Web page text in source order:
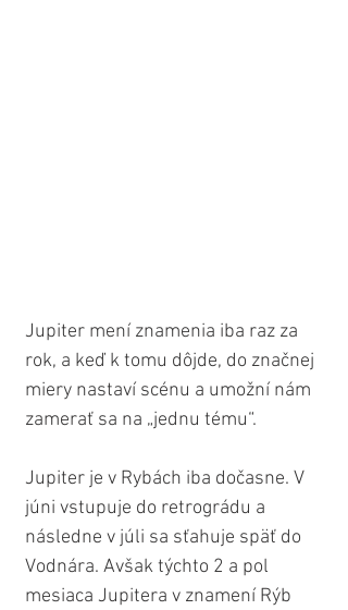
Jupiter mení znamenia iba raz za
rok, a keď k tomu dôjde, do značnej
miery nastaví scénu a umožní nám
zamerať sa na „jednu tému“.
Jupiter je v Rybách iba dočasne. V
júni vstupuje do retrográdu a
následne v júli sa sťahuje späť do
Vodnára. Avšak týchto 2 a pol
mesiaca Jupitera v znamení Rýb